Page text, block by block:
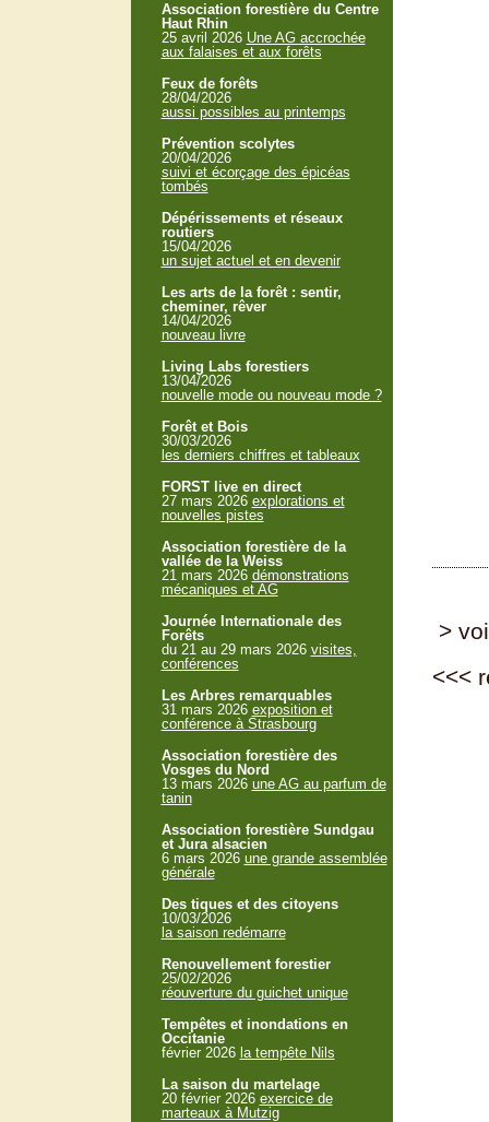
>
<<<
Association forestière du Centre
Haut Rhin
25 avril 2026 Une AG accrochée
aux falaises et aux forêts
Feux de forêts
28/04/2026
aussi possibles au printemps
Prévention scolytes
20/04/2026
suivi et écorçage des épicéas
tombés
Dépérissements et réseaux
routiers
15/04/2026
un sujet actuel et en devenir
Les arts de la forêt : sentir,
cheminer, rêver
14/04/2026
nouveau livre
Living Labs forestiers
13/04/2026
nouvelle mode ou nouveau mode ?
Forêt et Bois
30/03/2026
les derniers chiffres et tableaux
FORST live en direct
27 mars 2026 explorations et
nouvelles pistes
Association forestière de la
vallée de la Weiss
21 mars 2026 démonstrations
mécaniques et AG
Journée Internationale des
Forêts
du 21 au 29 mars 2026 visites,
conférences
Les Arbres remarquables
31 mars 2026 exposition et
conférence à Strasbourg
Association forestière des
Vosges du Nord
13 mars 2026 une AG au parfum de
tanin
Association forestière Sundgau
et Jura alsacien
6 mars 2026 une grande assemblée
générale
Des tiques et des citoyens
10/03/2026
la saison redémarre
Renouvellement forestier
25/02/2026
réouverture du guichet unique
Tempêtes et inondations en
Occitanie
février 2026 la tempête Nils
La saison du martelage
20 février 2026 exercice de
marteaux à Mutzig